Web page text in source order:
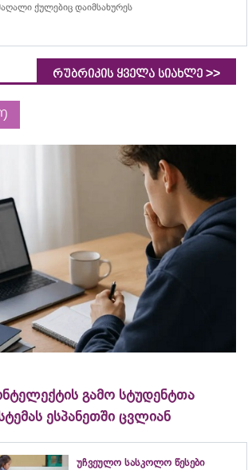
ქულებიც დაიმსახურეს
რუბრიკის ყველა სიახლე >>
გამო სტუდენტთა
ესპანეთში ცვლიან
უჩვეულო სასკოლო წესები